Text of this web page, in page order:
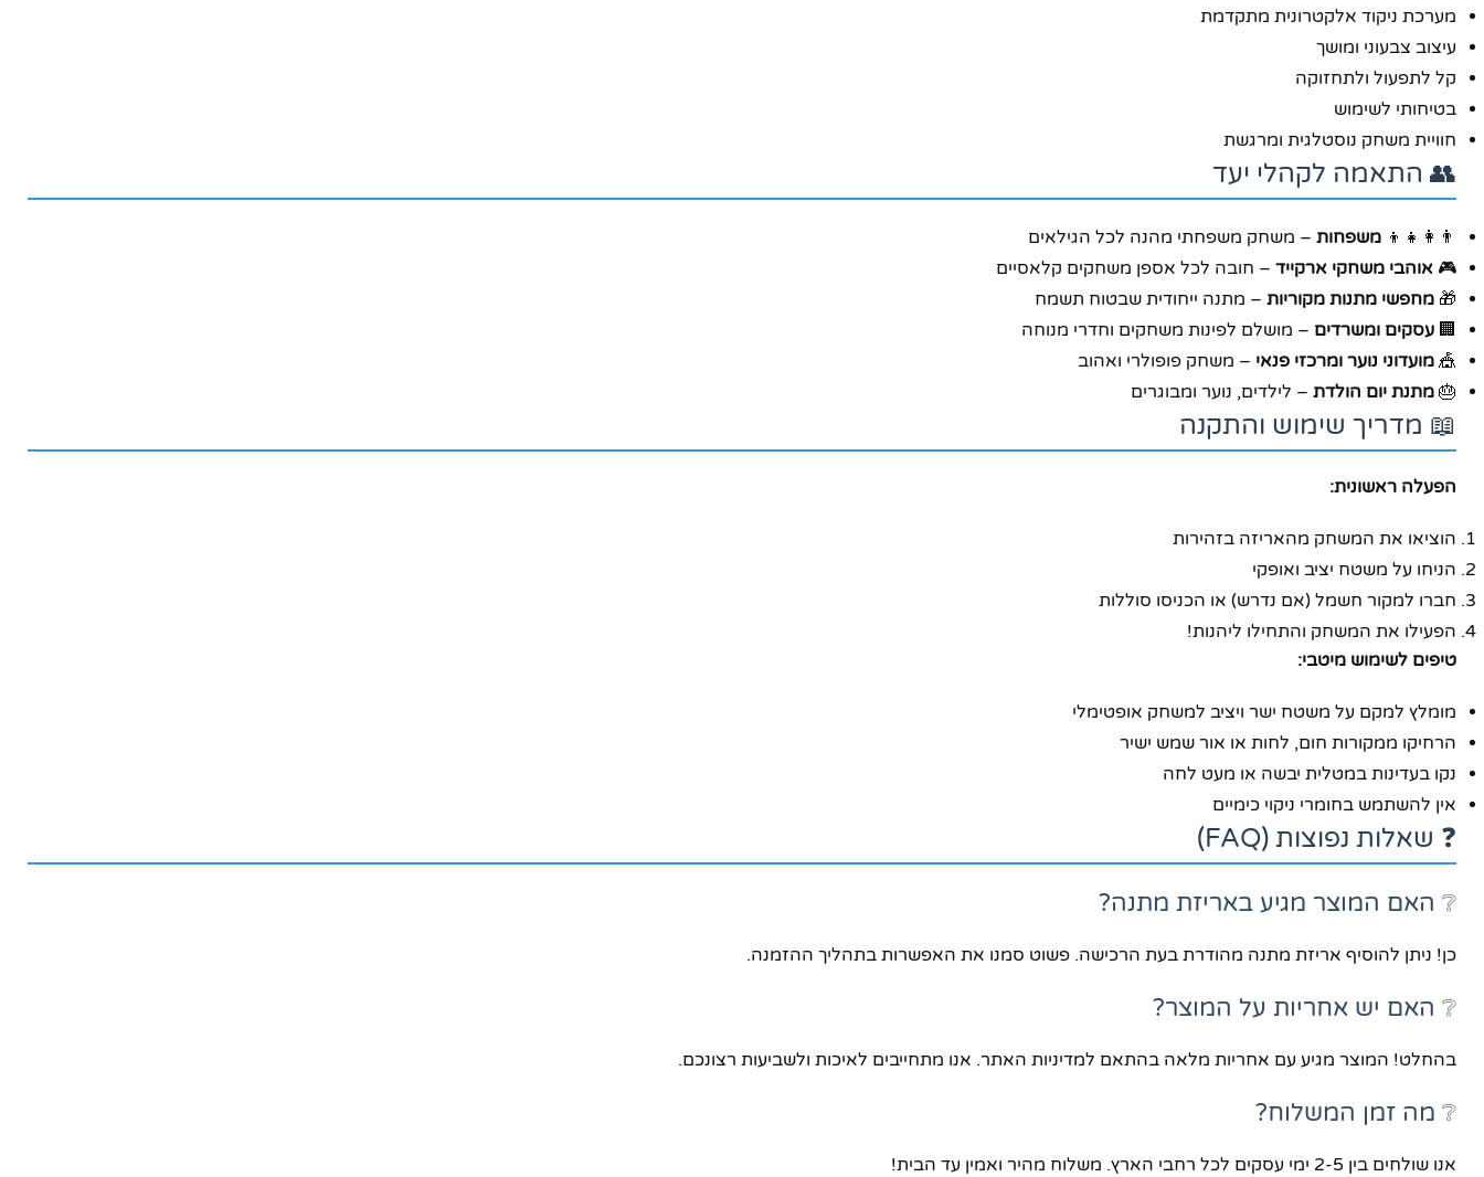
מערכת ניקוד אלקטרונית מתקדמת
עיצוב צבעוני ומושך
קל לתפעול ולתחזוקה
בטיחותי לשימוש
חוויית משחק נוסטלגית ומרגשת
👥 התאמה לקהלי יעד
👨‍👩‍👧‍👦 משפחות – משחק משפחתי מהנה לכל הגילאים
🎮 אוהבי משחקי ארקייד – חובה לכל אספן משחקים קלאסיים
🎁 מחפשי מתנות מקוריות – מתנה ייחודית שבטוח תשמח
🏢 עסקים ומשרדים – מושלם לפינות משחקים וחדרי מנוחה
🎪 מועדוני נוער ומרכזי פנאי – משחק פופולרי ואהוב
🎂 מתנת יום הולדת – לילדים, נוער ומבוגרים
📖 מדריך שימוש והתקנה
הפעלה ראשונית:
הוציאו את המשחק מהאריזה בזהירות
הניחו על משטח יציב ואופקי
חברו למקור חשמל (אם נדרש) או הכניסו סוללות
הפעילו את המשחק והתחילו ליהנות!
טיפים לשימוש מיטבי:
מומלץ למקם על משטח ישר ויציב למשחק אופטימלי
הרחיקו ממקורות חום, לחות או אור שמש ישיר
נקו בעדינות במטלית יבשה או מעט לחה
אין להשתמש בחומרי ניקוי כימיים
❓ שאלות נפוצות (FAQ)
❔ האם המוצר מגיע באריזת מתנה?
כן! ניתן להוסיף אריזת מתנה מהודרת בעת הרכישה. פשוט סמנו את האפשרות בתהליך ההזמנה.
❔ האם יש אחריות על המוצר?
בהחלט! המוצר מגיע עם אחריות מלאה בהתאם למדיניות האתר. אנו מתחייבים לאיכות ולשביעות רצונכם.
❔ מה זמן המשלוח?
אנו שולחים בין 2-5 ימי עסקים לכל רחבי הארץ. משלוח מהיר ואמין עד הבית!
אינסטגרם
יוטיוב